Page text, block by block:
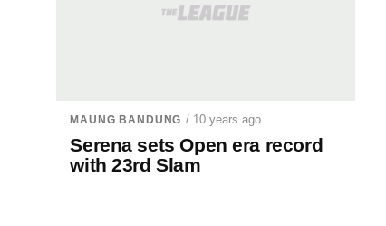
MAUNG BANDUNG / 10 years ago
Serena sets Open era record
with 23rd Slam